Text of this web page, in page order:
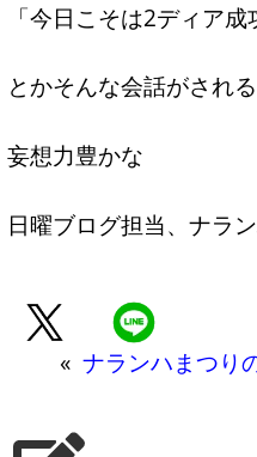
「今日こそは2ディア成
とかそんな会話がされ
妄想力豊かな
日曜ブログ担当、ナラ
« ナランハまつり